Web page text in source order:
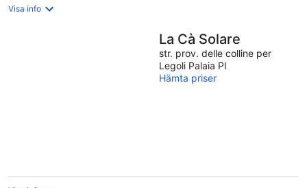
Visa info
La Cà Solare
str. prov. delle colline per
Legoli Palaia PI
Hämta priser